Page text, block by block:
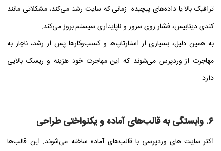
ترافیک بالا یا داده‌های پیچیده. زمانی که سایت رشد می‌کند، مشکلاتی مانند
کندی دیتابیس، فشار روی سرور و ناپایداری سیستم بروز می‌کند.
به همین دلیل، بسیاری از استارتاپ‌ها و کسب‌وکارها پس از رشد، ناچار به
مهاجرت از وردپرس می‌شوند که این مهاجرت خود هزینه و ریسک بالایی
دارد.
۶. وابستگی به قالب‌های آماده و یکنواختی طراحی
اکثر سایت‌ های وردپرسی با قالب‌های آماده ساخته می‌شوند. این قالب‌ها